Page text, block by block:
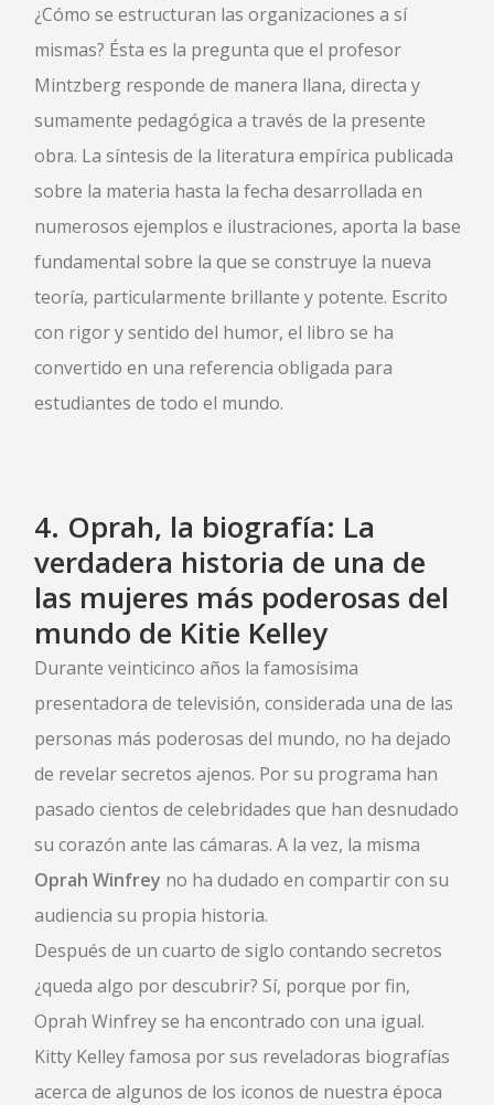
¿Cómo se estructuran las organizaciones a sí
mismas? Ésta es la pregunta que el profesor
Mintzberg responde de manera llana, directa y
sumamente pedagógica a través de la presente
obra. La síntesis de la literatura empírica publicada
sobre la materia hasta la fecha desarrollada en
numerosos ejemplos e ilustraciones, aporta la base
fundamental sobre la que se construye la nueva
teoría, particularmente brillante y potente. Escrito
con rigor y sentido del humor, el libro se ha
convertido en una referencia obligada para
estudiantes de todo el mundo.
4. Oprah, la biografía: La
verdadera historia de una de
las mujeres más poderosas del
mundo de Kitie Kelley
Durante veinticinco años la famosísima
presentadora de televisión, considerada una de las
personas más poderosas del mundo, no ha dejado
de revelar secretos ajenos. Por su programa han
pasado cientos de celebridades que han desnudado
su corazón ante las cámaras. A la vez, la misma
Oprah Winfrey no ha dudado en compartir con su
audiencia su propia historia.
Después de un cuarto de siglo contando secretos
¿queda algo por descubrir? Sí, porque por fin,
Oprah Winfrey se ha encontrado con una igual.
Kitty Kelley famosa por sus reveladoras biografías
acerca de algunos de los iconos de nuestra época